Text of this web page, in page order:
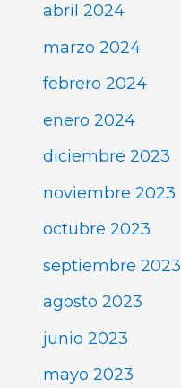
abril 2024
marzo 2024
febrero 2024
enero 2024
diciembre 2023
noviembre 2023
octubre 2023
septiembre 2023
agosto 2023
junio 2023
mayo 2023